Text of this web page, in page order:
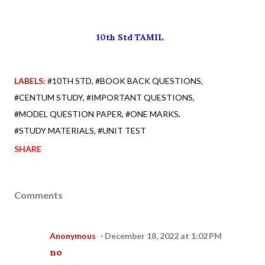
10th Std TAMIL
LABELS: #10TH STD #BOOK BACK QUESTIONS
#CENTUM STUDY #IMPORTANT QUESTIONS
#MODEL QUESTION PAPER #ONE MARKS
#STUDY MATERIALS #UNIT TEST
SHARE
Comments
Anonymous December 18, 2022 at 1:02 PM
no